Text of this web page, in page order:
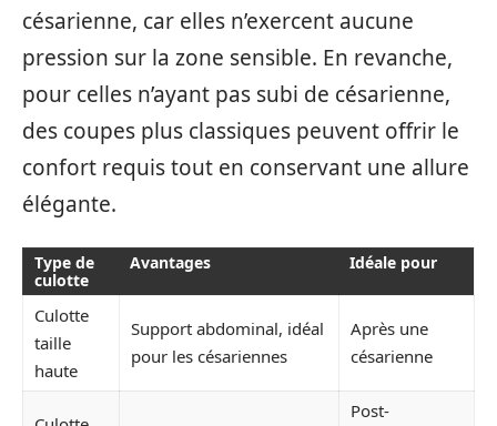
césarienne, car elles n’exercent aucune
pression sur la zone sensible. En revanche,
pour celles n’ayant pas subi de césarienne,
des coupes plus classiques peuvent offrir le
confort requis tout en conservant une allure
élégante.
Type de
culotte
Avantages Idéale pour
Culotte
taille
haute
Support abdominal, idéal
pour les césariennes
Après une
césarienne
Post-